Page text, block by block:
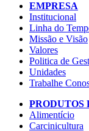
EMPRESA
Institucional
Linha do
Missão e Visão
Valores
Politica de
Unidades
Trabalhe
PRODUTOS
Alimentício
Carcinicultura